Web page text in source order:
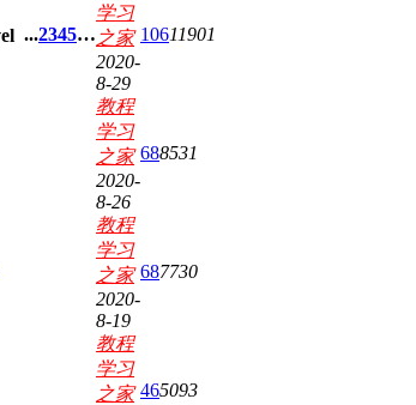
...23456.. 11
学习
之家
2020-
8-29
10611901
教程
学习
之家
2020-
8-26
688531
教程
学习
之家
2020-
8-19
687730
教程
学习
之家 465093